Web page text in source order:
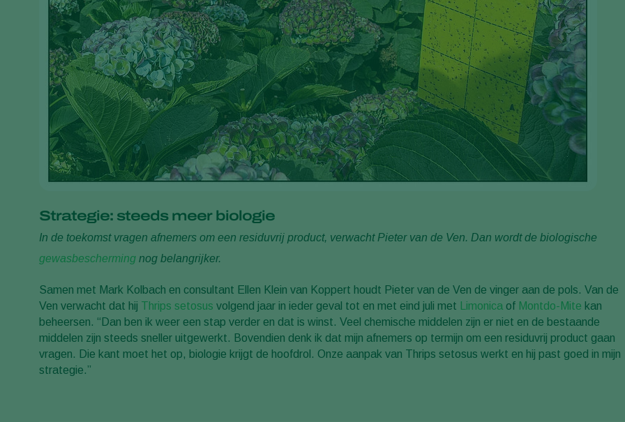
Strategie: steeds meer biologie
In de toekomst vragen afnemers om een residuvrij product, verwacht Pieter van de Ven. Dan wordt de biologische
gewasbescherming nog belangrijker.
Samen met Mark Kolbach en consultant Ellen Klein van Koppert houdt Pieter van de Ven de vinger aan de pols. Van de
Ven verwacht dat hij Thrips setosus volgend jaar in ieder geval tot en met eind juli met Limonica of Montdo-Mite kan
beheersen. “Dan ben ik weer een stap verder en dat is winst. Veel chemische middelen zijn er niet en de bestaande
middelen zijn steeds sneller uitgewerkt. Bovendien denk ik dat mijn afnemers op termijn om een residuvrij product gaan
vragen. Die kant moet het op, biologie krijgt de hoofdrol. Onze aanpak van Thrips setosus werkt en hij past goed in mijn
strategie.”